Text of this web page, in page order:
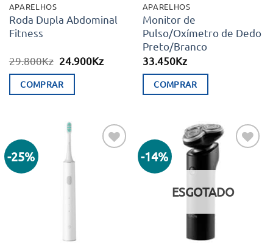
APARELHOS
Roda Dupla Abdominal
Fitness
29.800Kz O
original
era:
24.900KzO
COMPRAR
APARELHOS
Monitor de
Pulso/Oxímetro de Dedo
Preto/Branco
33.450Kz
COMPRAR
-25% -14%
Adicionar
ESGOTADO